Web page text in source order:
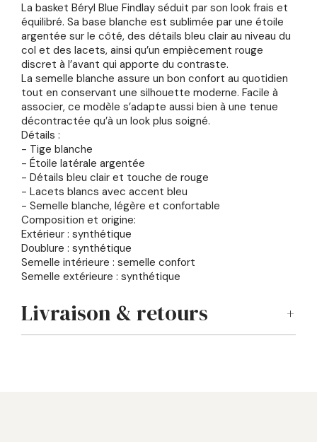
La basket Béryl Blue Findlay séduit par son look frais et
équilibré. Sa base blanche est sublimée par une étoile
argentée sur le côté, des détails bleu clair au niveau du
col et des lacets, ainsi qu’un empiècement rouge
discret à l’avant qui apporte du contraste.
La semelle blanche assure un bon confort au quotidien
tout en conservant une silhouette moderne. Facile à
associer, ce modèle s’adapte aussi bien à une tenue
décontractée qu’à un look plus soigné.
Détails :
- Tige blanche
- Étoile latérale argentée
- Détails bleu clair et touche de rouge
- Lacets blancs avec accent bleu
- Semelle blanche, légère et confortable
Composition et origine:
Extérieur : synthétique
Doublure : synthétique
Semelle intérieure : semelle confort
Semelle extérieure : synthétique
Livraison & retours